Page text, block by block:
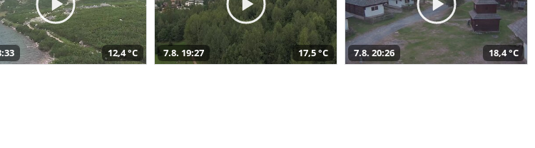
12,4 °C 7.8. 19:27 17,5 °C 7.8. 20:26 18,4 °C